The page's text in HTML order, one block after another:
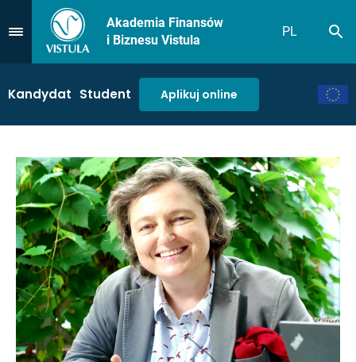
Przejdź do Menu
Akademia Finansów
i Biznesu Vistula
PL
Kandydat Student Aplikuj online